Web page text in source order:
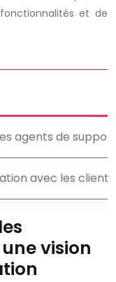
fonctionnalités et de
agents de
avec les
vision